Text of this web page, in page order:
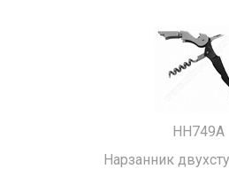
HH749A
Нарзанник